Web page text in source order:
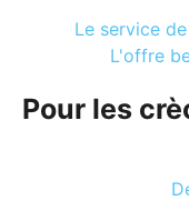
Le service
L'offre
Pour les